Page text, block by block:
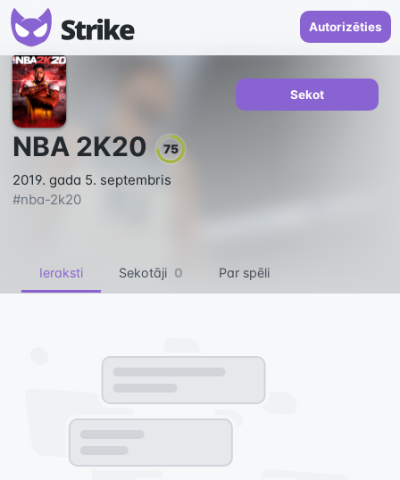
Autorizēties
NBA 2K20 75
2019. gada 5. septembris
#nba-2k20
Sekot
Ieraksti Sekotāji 0 Par spēli